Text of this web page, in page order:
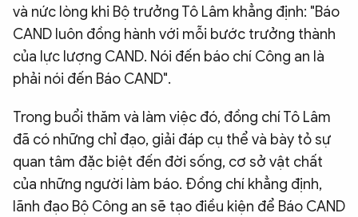
và nức lòng khi Bộ trưởng Tô Lâm khẳng định: "Báo
CAND luôn đồng hành với mỗi bước trưởng thành
của lực lượng CAND. Nói đến báo chí Công an là
phải nói đến Báo CAND".
Trong buổi thăm và làm việc đó, đồng chí Tô Lâm
đã có những chỉ đạo, giải đáp cụ thể và bày tỏ sự
quan tâm đặc biệt đến đời sống, cơ sở vật chất
của những người làm báo. Đồng chí khẳng định,
lãnh đạo Bộ Công an sẽ tạo điều kiện để Báo CAND